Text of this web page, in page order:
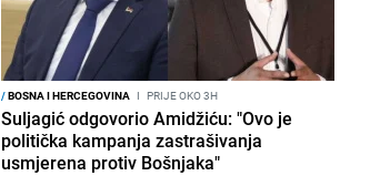
/BOSNA I HERCEGOVINA I PRIJE OKO 3H
Suljagić odgovorio Amidžiću: "Ovo je
politička kampanja zastrašivanja
usmjerena protiv Bošnjaka"